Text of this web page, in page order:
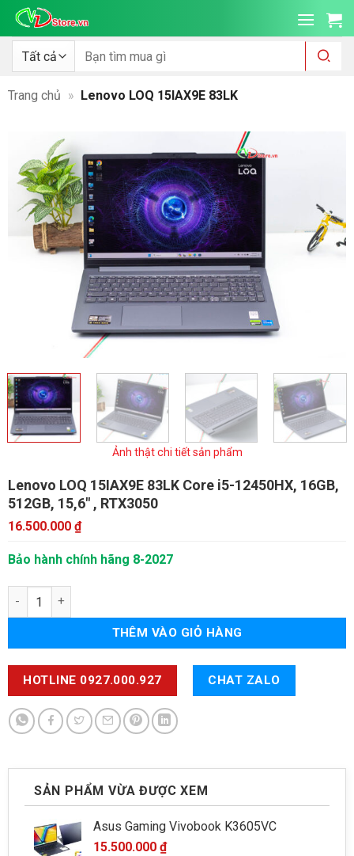
qua
dung
Tìm
kiếm:
Trang chủ » Lenovo LOQ 15IAX9E 83LK
Ảnh thật chi tiết sản phẩm
Lenovo LOQ 15IAX9E 83LK Core i5-12450HX, 16GB,
512GB, 15,6" , RTX3050
16.500.000 ₫
Bảo hành chính hãng 8-2027
Lenovo LOQ 15IAX9E 83LK số lượng
THÊM VÀO GIỎ HÀNG
HOTLINE 0927.000.927 CHAT ZALO
SẢN PHẨM VỪA ĐƯỢC XEM
Asus Gaming Vivobook K3605VC
15.500.000 ₫